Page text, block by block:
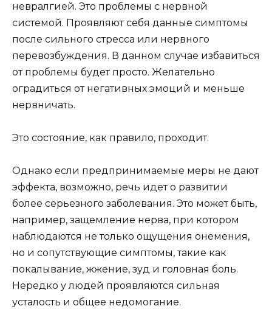
невралгией. Это проблемы с нервной
системой. Проявляют себя данные симптомы
после сильного стресса или нервного
перевозбуждения. В данном случае избавиться
от проблемы будет просто. Желательно
оградиться от негативных эмоций и меньше
нервничать.
Это состояние, как правило, проходит.
Однако если предпринимаемые меры не дают
эффекта, возможно, речь идет о развитии
более серьезного заболевания. Это может быть,
например, защемление нерва, при котором
наблюдаются не только ощущения онемения,
но и сопутствующие симптомы, такие как
покалывание, жжение, зуд и головная боль.
Нередко у людей проявляются сильная
усталость и общее недомогание.